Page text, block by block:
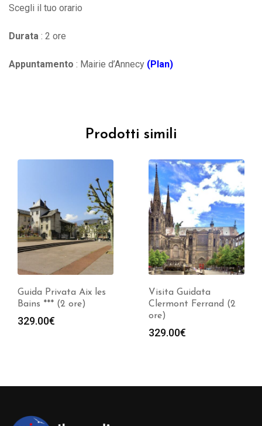
Scegli il tuo orario
Durata : 2 ore
Appuntamento : Mairie d’Annecy (Plan)
Prodotti simili
Guida Privata Aix les
Bains *** (2 ore)
329.00€
Visita Guidata
Clermont Ferrand (2
ore)
329.00€